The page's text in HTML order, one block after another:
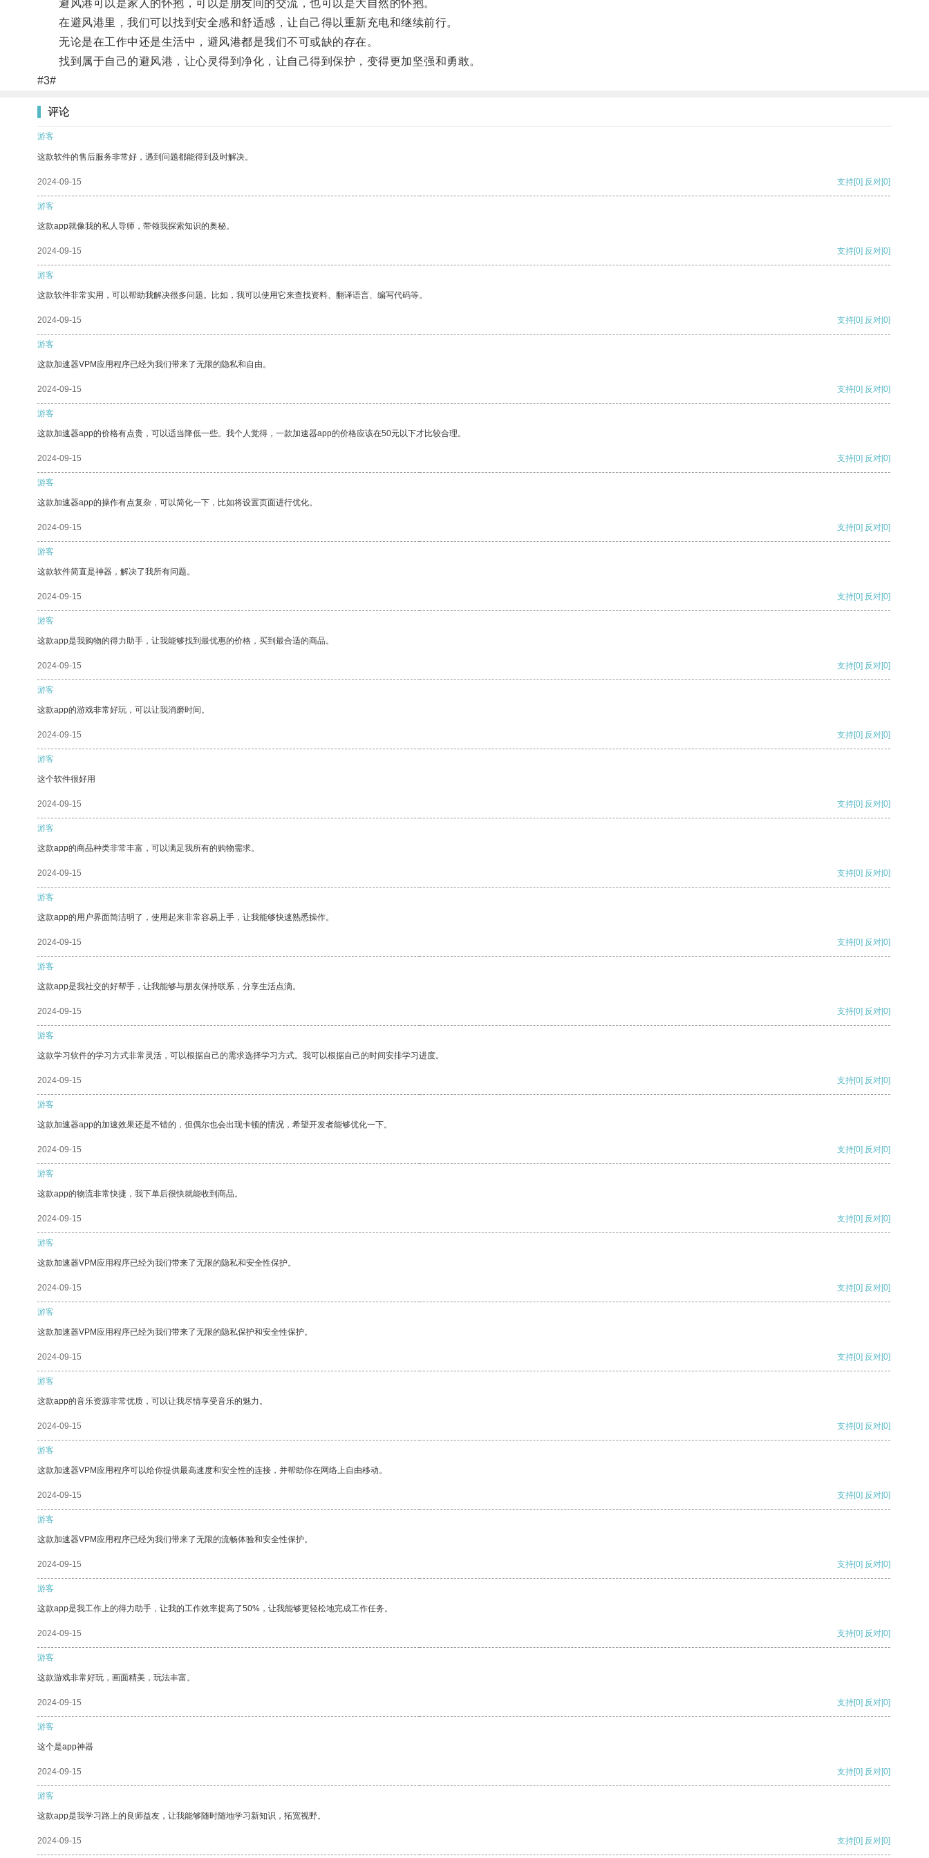
避风港可以是家人的怀抱，可以是朋友间的交流，也可以是大自然的怀抱。
在避风港里，我们可以找到安全感和舒适感，让自己得以重新充电和继续前行。
无论是在工作中还是生活中，避风港都是我们不可或缺的存在。
找到属于自己的避风港，让心灵得到净化，让自己得到保护，变得更加坚强和勇敢。
#3#
评论
游客
这款软件的售后服务非常好，遇到问题都能得到及时解决。
2024-09-15 支持[0] 反对[0]
游客
这款app就像我的私人导师，带领我探索知识的奥秘。
2024-09-15 支持[0] 反对[0]
游客
这款软件非常实用，可以帮助我解决很多问题。比如，我可以使用它来查找资料、翻译语言、编写代码等。
2024-09-15 支持[0] 反对[0]
游客
这款加速器VPM应用程序已经为我们带来了无限的隐私和自由。
2024-09-15 支持[0] 反对[0]
游客
这款加速器app的价格有点贵，可以适当降低一些。我个人觉得，一款加速器app的价格应该在50元以下才比较合理。
2024-09-15 支持[0] 反对[0]
游客
这款加速器app的操作有点复杂，可以简化一下，比如将设置页面进行优化。
2024-09-15 支持[0] 反对[0]
游客
这款软件简直是神器，解决了我所有问题。
2024-09-15 支持[0] 反对[0]
游客
这款app是我购物的得力助手，让我能够找到最优惠的价格，买到最合适的商品。
2024-09-15 支持[0] 反对[0]
游客
这款app的游戏非常好玩，可以让我消磨时间。
2024-09-15 支持[0] 反对[0]
游客
这个软件很好用
2024-09-15 支持[0] 反对[0]
游客
这款app的商品种类非常丰富，可以满足我所有的购物需求。
2024-09-15 支持[0] 反对[0]
游客
这款app的用户界面简洁明了，使用起来非常容易上手，让我能够快速熟悉操作。
2024-09-15 支持[0] 反对[0]
游客
这款app是我社交的好帮手，让我能够与朋友保持联系，分享生活点滴。
2024-09-15 支持[0] 反对[0]
游客
这款学习软件的学习方式非常灵活，可以根据自己的需求选择学习方式。我可以根据自己的时间安排学习进度。
2024-09-15 支持[0] 反对[0]
游客
这款加速器app的加速效果还是不错的，但偶尔也会出现卡顿的情况，希望开发者能够优化一下。
2024-09-15 支持[0] 反对[0]
游客
这款app的物流非常快捷，我下单后很快就能收到商品。
2024-09-15 支持[0] 反对[0]
游客
这款加速器VPM应用程序已经为我们带来了无限的隐私和安全性保护。
2024-09-15 支持[0] 反对[0]
游客
这款加速器VPM应用程序已经为我们带来了无限的隐私保护和安全性保护。
2024-09-15 支持[0] 反对[0]
游客
这款app的音乐资源非常优质，可以让我尽情享受音乐的魅力。
2024-09-15 支持[0] 反对[0]
游客
这款加速器VPM应用程序可以给你提供最高速度和安全性的连接，并帮助你在网络上自由移动。
2024-09-15 支持[0] 反对[0]
游客
这款加速器VPM应用程序已经为我们带来了无限的流畅体验和安全性保护。
2024-09-15 支持[0] 反对[0]
游客
这款app是我工作上的得力助手，让我的工作效率提高了50%，让我能够更轻松地完成工作任务。
2024-09-15 支持[0] 反对[0]
游客
这款游戏非常好玩，画面精美，玩法丰富。
2024-09-15 支持[0] 反对[0]
游客
这个是app神器
2024-09-15 支持[0] 反对[0]
游客
这款app是我学习路上的良师益友，让我能够随时随地学习新知识，拓宽视野。
2024-09-15 支持[0] 反对[0]